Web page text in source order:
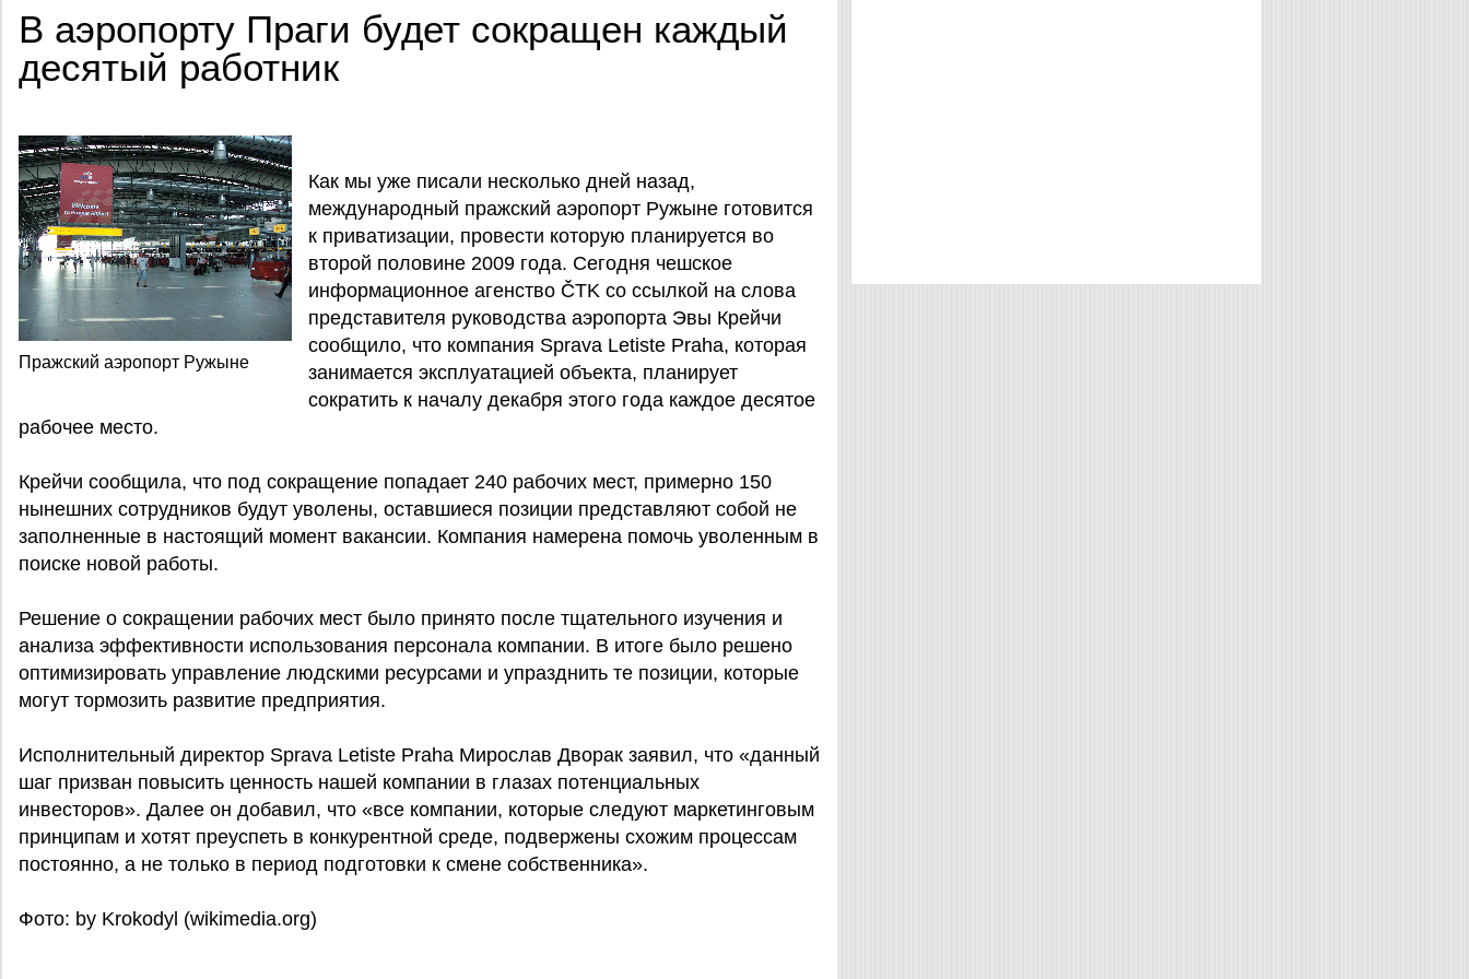
В аэропорту Праги будет сокращен каждый
десятый работник
Пражский аэропорт Ружыне
Как мы уже писали несколько дней назад,
международный пражский аэропорт Ружыне готовится
к приватизации, провести которую планируется во
второй половине 2009 года. Сегодня чешское
информационное агенство ČTK со ссылкой на слова
представителя руководства аэропорта Эвы Крейчи
сообщило, что компания Sprava Letiste Praha, которая
занимается эксплуатацией объекта, планирует
сократить к началу декабря этого года каждое десятое
рабочее место.
Крейчи сообщила, что под сокращение попадает 240 рабочих мест, примерно 150
нынешних сотрудников будут уволены, оставшиеся позиции представляют собой не
заполненные в настоящий момент вакансии. Компания намерена помочь уволенным в
поиске новой работы.
Решение о сокращении рабочих мест было принято после тщательного изучения и
анализа эффективности использования персонала компании. В итоге было решено
оптимизировать управление людскими ресурсами и упразднить те позиции, которые
могут тормозить развитие предприятия.
Исполнительный директор Sprava Letiste Praha Мирослав Дворак заявил, что «данный
шаг призван повысить ценность нашей компании в глазах потенциальных
инвесторов». Далее он добавил, что «все компании, которые следуют маркетинговым
принципам и хотят преуспеть в конкурентной среде, подвержены схожим процессам
постоянно, а не только в период подготовки к смене собственника».
Фото: by Krokodyl (wikimedia.org)